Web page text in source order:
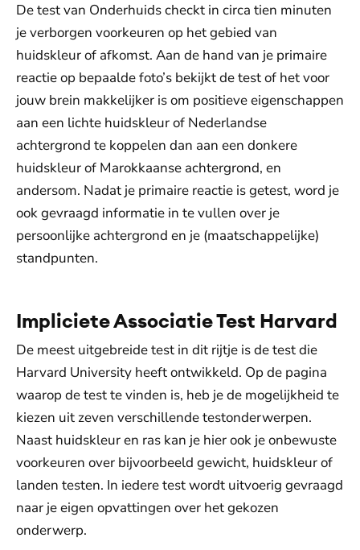
De test van Onderhuids checkt in circa tien minuten
je verborgen voorkeuren op het gebied van
huidskleur of afkomst. Aan de hand van je primaire
reactie op bepaalde foto’s bekijkt de test of het voor
jouw brein makkelijker is om positieve eigenschappen
aan een lichte huidskleur of Nederlandse
achtergrond te koppelen dan aan een donkere
huidskleur of Marokkaanse achtergrond, en
andersom. Nadat je primaire reactie is getest, word je
ook gevraagd informatie in te vullen over je
persoonlijke achtergrond en je (maatschappelijke)
standpunten.
Impliciete Associatie Test Harvard
De meest uitgebreide test in dit rijtje is de test die
Harvard University heeft ontwikkeld. Op de pagina
waarop de test te vinden is, heb je de mogelijkheid te
kiezen uit zeven verschillende testonderwerpen.
Naast huidskleur en ras kan je hier ook je onbewuste
voorkeuren over bijvoorbeeld gewicht, huidskleur of
landen testen. In iedere test wordt uitvoerig gevraagd
naar je eigen opvattingen over het gekozen
onderwerp.